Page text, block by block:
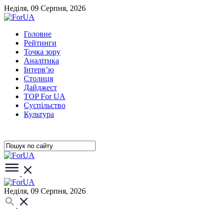
Неділя, 09 Серпня, 2026
Головне
Рейтинги
Точка зору
Аналітика
Інтерв’ю
Столиця
Дайджест
TOP For UA
Суспiльство
Культура
Неділя, 09 Серпня, 2026